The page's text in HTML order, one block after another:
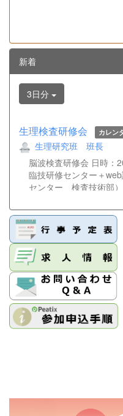
新着
3日分
生理検査研修会 カレン
生理研究班 班長
脳波検査研修会 日時：
臨技研修センター＋
センター 検査技術
属病院 検査部） 松
検査技術部）